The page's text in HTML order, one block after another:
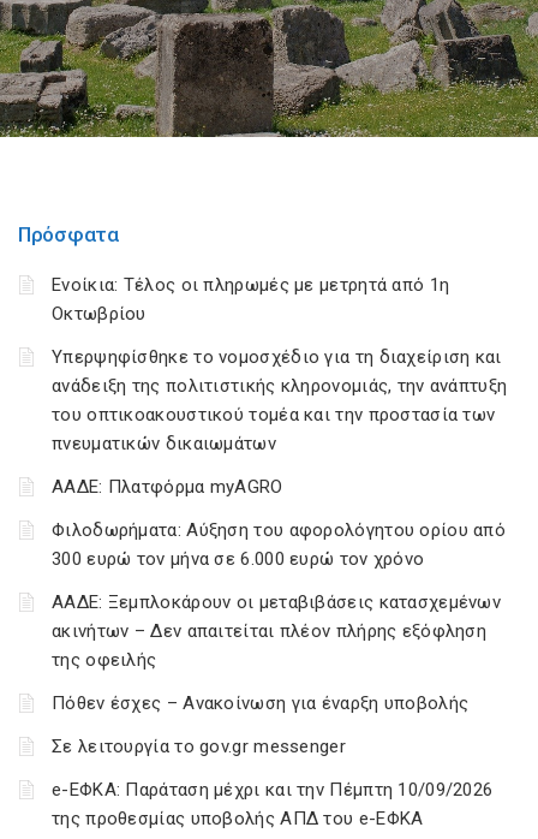
Πρόσφατα
Ενοίκια: Τέλος οι πληρωμές με μετρητά από 1η
Οκτωβρίου
Υπερψηφίσθηκε το νομοσχέδιο για τη διαχείριση και
ανάδειξη της πολιτιστικής κληρονομιάς, την ανάπτυξη
του οπτικοακουστικού τομέα και την προστασία των
πνευματικών δικαιωμάτων
ΑΑΔΕ: Πλατφόρμα myAGRO
Φιλοδωρήματα: Αύξηση του αφορολόγητου ορίου από
300 ευρώ τον μήνα σε 6.000 ευρώ τον χρόνο
ΑΑΔΕ: Ξεμπλοκάρουν οι μεταβιβάσεις κατασχεμένων
ακινήτων – Δεν απαιτείται πλέον πλήρης εξόφληση
της οφειλής
Πόθεν έσχες – Ανακοίνωση για έναρξη υποβολής
Σε λειτουργία το gov.gr messenger
e-ΕΦΚΑ: Παράταση μέχρι και την Πέμπτη 10/09/2026
της προθεσμίας υποβολής ΑΠΔ του e-ΕΦΚΑ